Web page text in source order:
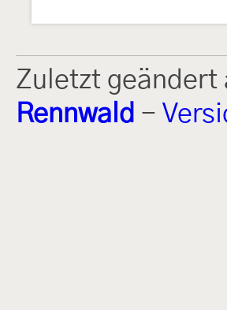
Zuletzt geändert
Rennwald -